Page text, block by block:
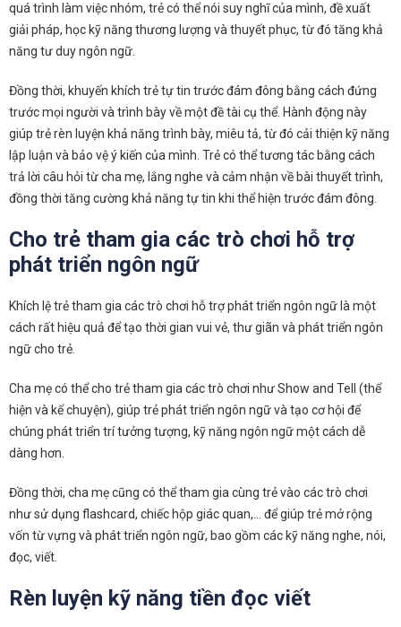
quá trình làm việc nhóm, trẻ có thể nói suy nghĩ của mình, đề xuất
giải pháp, học kỹ năng thương lượng và thuyết phục, từ đó tăng khả
năng tư duy ngôn ngữ.
Đồng thời, khuyến khích trẻ tự tin trước đám đông bằng cách đứng
trước mọi người và trình bày về một đề tài cụ thể. Hành động này
giúp trẻ rèn luyện khả năng trình bày, miêu tả, từ đó cải thiện kỹ năng
lập luận và bảo vệ ý kiến của mình. Trẻ có thể tương tác bằng cách
trả lời câu hỏi từ cha mẹ, lắng nghe và cảm nhận về bài thuyết trình,
đồng thời tăng cường khả năng tự tin khi thể hiện trước đám đông.
Cho trẻ tham gia các trò chơi hỗ trợ
phát triển ngôn ngữ
Khích lệ trẻ tham gia các trò chơi hỗ trợ phát triển ngôn ngữ là một
cách rất hiệu quả để tạo thời gian vui vẻ, thư giãn và phát triển ngôn
ngữ cho trẻ.
Cha mẹ có thể cho trẻ tham gia các trò chơi như Show and Tell (thể
hiện và kể chuyện), giúp trẻ phát triển ngôn ngữ và tạo cơ hội để
chúng phát triển trí tưởng tượng, kỹ năng ngôn ngữ một cách dễ
dàng hơn.
Đồng thời, cha mẹ cũng có thể tham gia cùng trẻ vào các trò chơi
như sử dụng flashcard, chiếc hộp giác quan,… để giúp trẻ mở rộng
vốn từ vựng và phát triển ngôn ngữ, bao gồm các kỹ năng nghe, nói,
đọc, viết.
Rèn luyện kỹ năng tiền đọc viết